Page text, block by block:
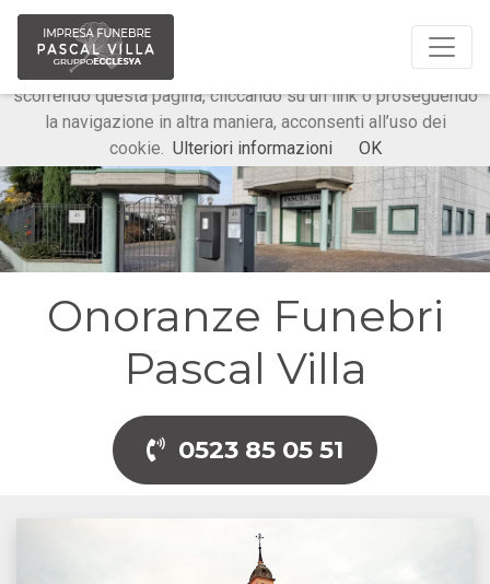
Onoranze Funebri
Pascal Villa
0523 85 05 51
Questo sito o gli strumenti terzi da questo utilizzati si
avvalgono di cookie necessari al funzionamento ed utili alle
finalità illustrate nella cookie policy. Chiudendo questo banner,
scorrendo questa pagina, cliccando su un link o proseguendo
la navigazione in altra maniera, acconsenti all’uso dei
cookie. Ulteriori informazioni OK